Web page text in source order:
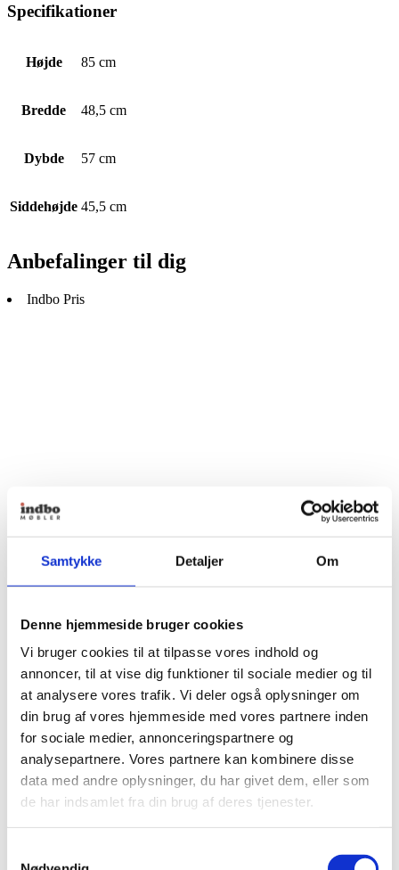
Samtykke Detaljer Om
Denne hjemmeside bruger cookies
Vi bruger cookies til at tilpasse vores indhold og
annoncer, til at vise dig funktioner til sociale medier og til
at analysere vores trafik. Vi deler også oplysninger om
din brug af vores hjemmeside med vores partnere inden
for sociale medier, annonceringspartnere og
analysepartnere. Vores partnere kan kombinere disse
data med andre oplysninger, du har givet dem, eller som
de har indsamlet fra din brug af deres tjenester.
Specifikationer
Højde 85 cm
Bredde 48,5 cm
Dybde 57 cm
Siddehøjde 45,5 cm
Anbefalinger til dig
Indbo Pris